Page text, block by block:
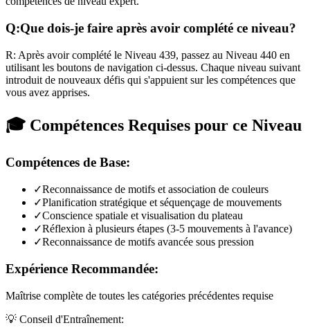
Q:Que dois-je faire après avoir complété ce niveau?
R: Après avoir complété le Niveau 439, passez au Niveau 440 en
utilisant les boutons de navigation ci-dessus. Chaque niveau suivant
introduit de nouveaux défis qui s'appuient sur les compétences que
vous avez apprises.
🎓 Compétences Requises pour ce Niveau
Compétences de Base:
✓Reconnaissance de motifs et association de couleurs
✓Planification stratégique et séquençage de mouvements
✓Conscience spatiale et visualisation du plateau
✓Réflexion à plusieurs étapes (3-5 mouvements à l'avance)
✓Reconnaissance de motifs avancée sous pression
Expérience Recommandée:
Maîtrise complète de toutes les catégories précédentes requise
💡 Conseil d'Entraînement: